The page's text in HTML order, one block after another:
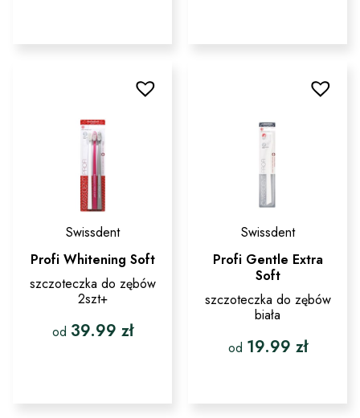
ma
wybrać
na
stronie
produktu
Swissdent
Profi Whitening Soft
szczoteczka do zębów
2szt+
od 39.99 zł
wiele
Swissdent
Profi Gentle Extra
Soft
szczoteczka do zębów
biała
od 19.99 zł
ma